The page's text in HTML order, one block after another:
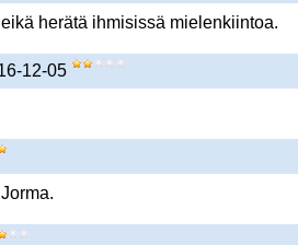
herätä ihmisissä mielenkiintoa.
12-05